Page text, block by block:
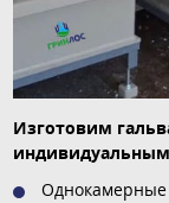
Изготовим